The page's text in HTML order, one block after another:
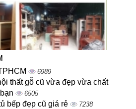
6989
thất gỗ cũ vừa đẹp vừa chất
6505
bếp đẹp cũ giá rẻ 7238